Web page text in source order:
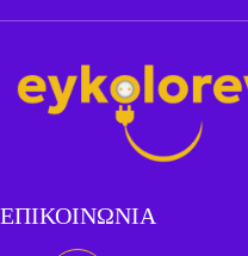
ΕΠΙΚΟΙΝΩΝΙΑ